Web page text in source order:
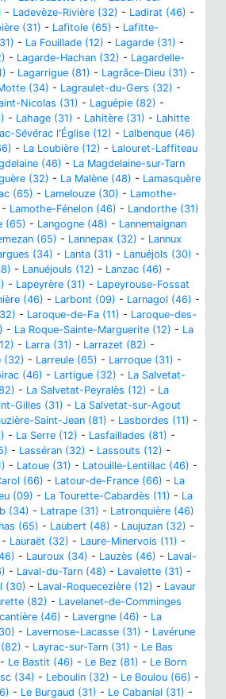
- Ladevèze-Rivière (32) - Ladirat (46) -
(31) - Lafitole (65) - Lafitte-
- La Fouillade (12) - Lagarde (31) -
- Lagarde-Hachan (32) - Lagardelle-
- Lagarrigue (81) - Lagrâce-Dieu (31) -
(34) - Lagraulet-du-Gers (32) -
Nicolas (31) - Laguépie (82) -
- Lahage (31) - Lahitère (31) - Lahitte
Sévérac l'Église (12) - Lalbenque (46)
- La Loubière (12) - Lalouret-Laffiteau
(46) - La Magdelaine-sur-Tarn
(32) - La Malène (48) - Lamasquère
(65) - Lamelouze (30) - Lamothe-
- Lamothe-Fénelon (46) - Landorthe (31)
(65) - Langogne (48) - Lannemaignan
(65) - Lannepax (32) - Lannux
(34) - Lanta (31) - Lanuéjols (30) -
- Lanuéjouls (12) - Lanzac (46) -
- Lapeyrère (31) - Lapeyrouse-Fossat
(46) - Larbont (09) - Larnagol (46) -
- Laroque-de-Fa (11) - Laroque-des-
- La Roque-Sainte-Marguerite (12) - La
- Larra (31) - Larrazet (82) -
(32) - Larreule (65) - Larroque (31) -
(46) - Lartigue (32) - La Salvetat-
- La Salvetat-Peyralès (12) - La
Gilles (31) - La Salvetat-sur-Agout
Saint-Jean (81) - Lasbordes (11) -
- La Serre (12) - Lasfaillades (81) -
- Lasséran (32) - Lassouts (12) -
- Latoue (31) - Latouille-Lentillac (46) -
(66) - Latour-de-France (66) - La
(09) - La Tourette-Cabardès (11) - La
(34) - Latrape (31) - Latronquière (46)
(65) - Laubert (48) - Laujuzan (32) -
- Lauraët (32) - Laure-Minervois (11) -
- Lauroux (34) - Lauzès (46) - Laval-
- Laval-du-Tarn (48) - Lavalette (31) -
(30) - Laval-Roquecezière (12) - Lavaur
(82) - Lavelanet-de-Comminges
(46) - Lavergne (46) - La
- Lavernose-Lacasse (31) - Lavérune
- Layrac-sur-Tarn (31) - Le Bas
- Le Bastit (46) - Le Bez (81) - Le Born
(34) - Leboulin (32) - Le Boulou (66) -
- Le Burgaud (31) - Le Cabanial (31) -